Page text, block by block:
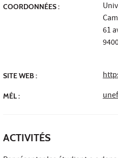
COORDONNÉES :
61
SITE WEB :
MÉL :
ACTIVITÉS